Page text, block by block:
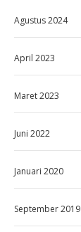
Agustus 2024
April 2023
Maret 2023
Juni 2022
Januari 2020
September 2019